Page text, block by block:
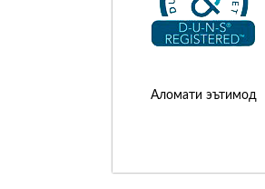
Аломати эътимод